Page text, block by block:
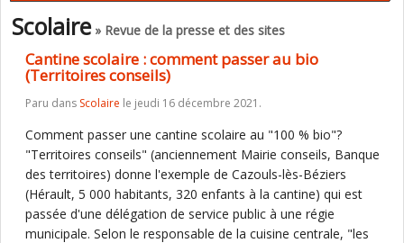
Scolaire» Revue de la presse et des sites
Cantine scolaire : comment passer au bio
(Territoires conseils)
Paru dans Scolaire le jeudi 16 décembre 2021.
Comment passer une cantine scolaire au "100 % bio"?
"Territoires conseils" (anciennement Mairie conseils, Banque
des territoires) donne l'exemple de Cazouls-lès-Béziers
(Hérault, 5 000 habitants, 320 enfants à la cantine) qui est
passée d'une délégation de service public à une régie
municipale. Selon le responsable de la cuisine centrale, "les